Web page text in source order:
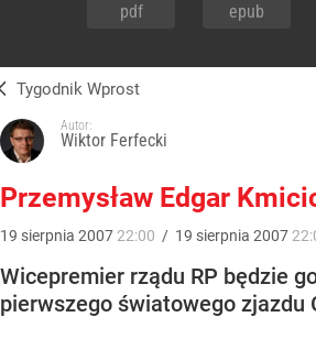
pdf epub
Tygodnik Wprost
Autor:
Wiktor Ferfecki
Przemysław Edgar
19 sierpnia 2007 22:00 / 19 sierpnia 2007
Wicepremier rządu RP będzie
pierwszego światowego zjazdu